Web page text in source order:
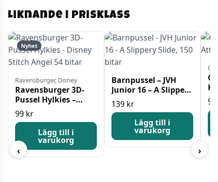
Liknande i prisklass
‹
Nyhet
Ravensburger, Disney
Ravensburger 3D-
Pussel Hylkies –
Disney Stitch Angel
54 bitar
99 kr
Lägg till i
varukorg
Barnpussel – JVH
Junior 16 – A Slippery
Slide, 150 bitar
139 kr
Lägg till i
varukorg
99
›